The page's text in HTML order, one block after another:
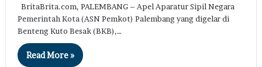
BritaBrita.com, PALEMBANG – Apel Aparatur Sipil Negara
Pemerintah Kota (ASN Pemkot) Palembang yang digelar di
Benteng Kuto Besak (BKB),…
Read More »